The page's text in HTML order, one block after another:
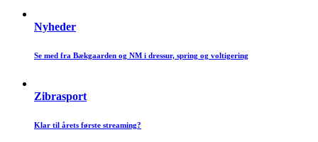
Nyheder
Se med fra Bækgaarden og NM i dressur, spring og voltigering
Zibrasport
Klar til årets første streaming?